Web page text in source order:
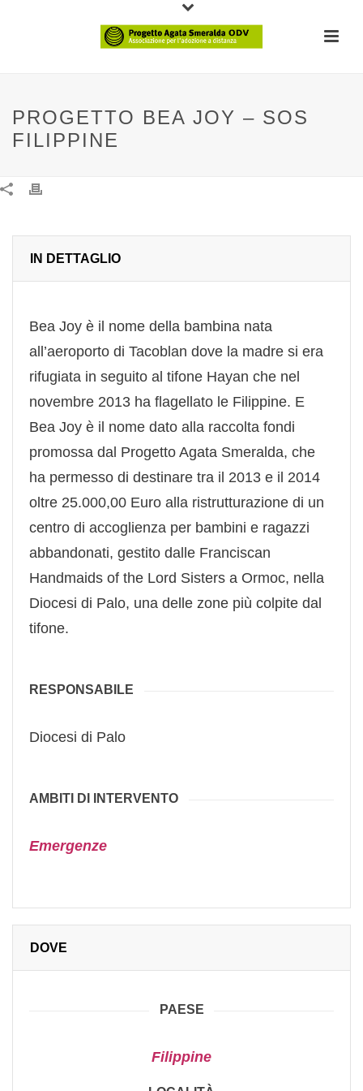
PROGETTO BEA JOY – SOS
FILIPPINE
IN DETTAGLIO
Bea Joy è il nome della bambina nata
all’aeroporto di Tacoblan dove la madre si era
rifugiata in seguito al tifone Hayan che nel
novembre 2013 ha flagellato le Filippine. E
Bea Joy è il nome dato alla raccolta fondi
promossa dal Progetto Agata Smeralda, che
ha permesso di destinare tra il 2013 e il 2014
oltre 25.000,00 Euro alla ristrutturazione di un
centro di accoglienza per bambini e ragazzi
abbandonati, gestito dalle Franciscan
Handmaids of the Lord Sisters a Ormoc, nella
Diocesi di Palo, una delle zone più colpite dal
tifone.
RESPONSABILE
Diocesi di Palo
AMBITI DI INTERVENTO
Emergenze
DOVE
PAESE
Filippine